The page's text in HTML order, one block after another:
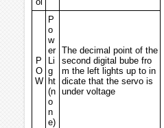
P
O
W
P
o
w
er
Li
g
ht
(n
o
n
e)
The decimal point of the
second digital bube fro
m the left lights up to in
dicate that the servo is
under voltage